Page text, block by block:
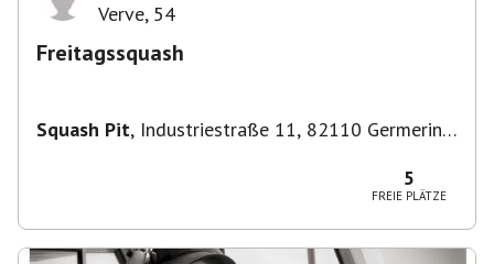
Verve, 54
Freitagssquash
Squash Pit, Industriestraße 11, 82110 Germering,
5
FREIE PLÄTZE